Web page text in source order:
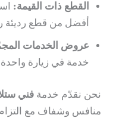
القطع ذات القيمة:
أفضل من قطع رديئة
عروض الخدمات
خدمة في زيارة واحدة
نحن نقدّم خدمة فني
منافس وشفاف مع التزام